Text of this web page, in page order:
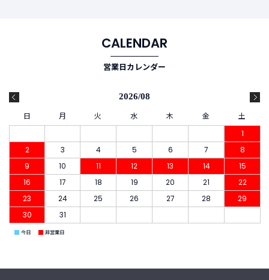
CALENDAR
営業日カレンダー
2026/08
日 月 火 水 木 金
土
1
2
3 4 5 6 7
8
9
10 11 12 13 14
15
16
17 18 19 20 21
22
23
24 25 26 27 28
29
30
31
■ 今日 ■ 非営業日